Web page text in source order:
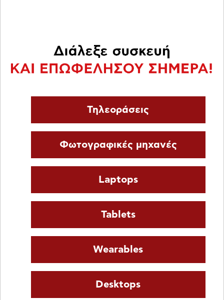
Τηλεοράσεις
Φωτογραφικές μηχανές
Laptops
Tablets
Wearables
Desktops